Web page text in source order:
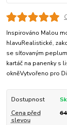
Inspirováno Malou
hlavuRealistické,
se síťovaným
kartáč na panenky s
okněVytvořeno pro
Dostupnost
Cena před
slevou